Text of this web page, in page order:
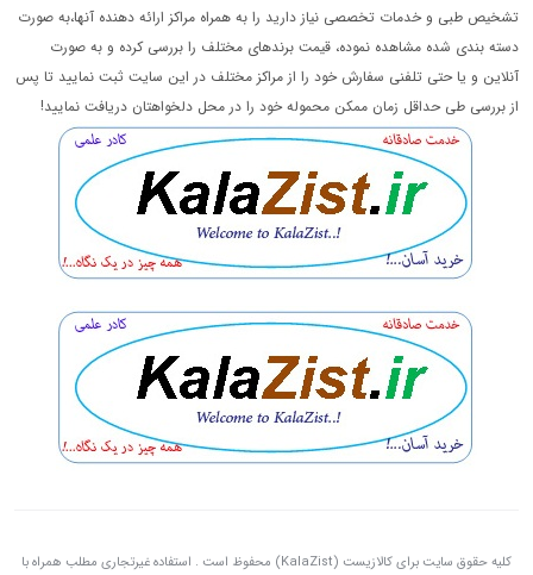
تشخیص طبی و خدمات تخصصی نیاز دارید را به همراه مراکز ارائه دهنده آنها،به صورت
دسته بندی شده مشاهده نموده، قیمت برندهای مختلف را بررسی کرده و به صورت
آنلاین و یا حتی تلفنی سفارش خود را از مراکز مختلف در این سایت ثبت نمایید تا پس
از بررسی طی حداقل زمان ممکن محموله خود را در محل دلخواهتان دریافت نمایید!
کلیه حقوق سایت برای کالازیست (KalaZist) محفوظ است . استفاده غیرتجاری مطلب همراه با